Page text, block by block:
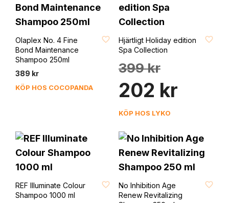
FAVORIT
Olaplex No. 4 Fine
Bond Maintenance
Shampoo 250ml
389 kr
KÖP HOS COCOPANDA
Hjärtligt Holiday edition
Spa Collection
399kr
priset
var:
202 krnuvarande
KÖP HOS LYKO
REF Illuminate Colour
Shampoo 1000 ml
FAVORIT
No Inhibition Age
Renew Revitalizing